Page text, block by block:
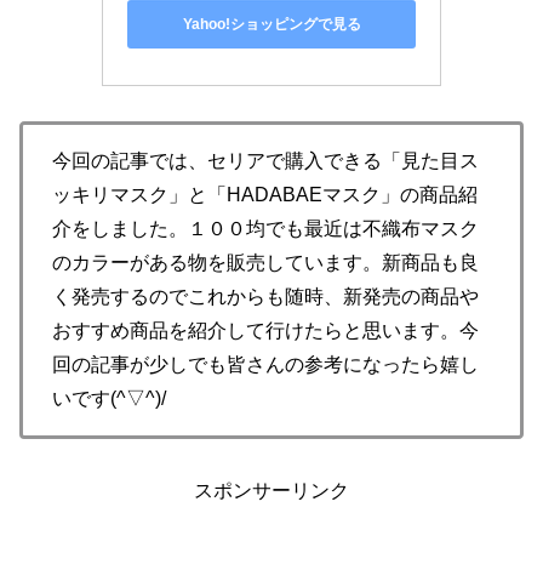
Yahoo!ショッピングで見る
今回の記事では、セリアで購入できる「見た目ス
ッキリマスク」と「HADABAEマスク」の商品紹
介をしました。１００均でも最近は不織布マスク
のカラーがある物を販売しています。新商品も良
く発売するのでこれからも随時、新発売の商品や
おすすめ商品を紹介して行けたらと思います。今
回の記事が少しでも皆さんの参考になったら嬉し
いです(^▽^)/
スポンサーリンク